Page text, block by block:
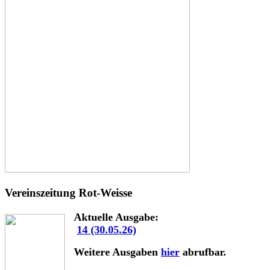
Vereinszeitung Rot-Weisse
Aktuelle Ausgabe:
14 (30.05.26)
Weitere Ausgaben hier abrufbar.